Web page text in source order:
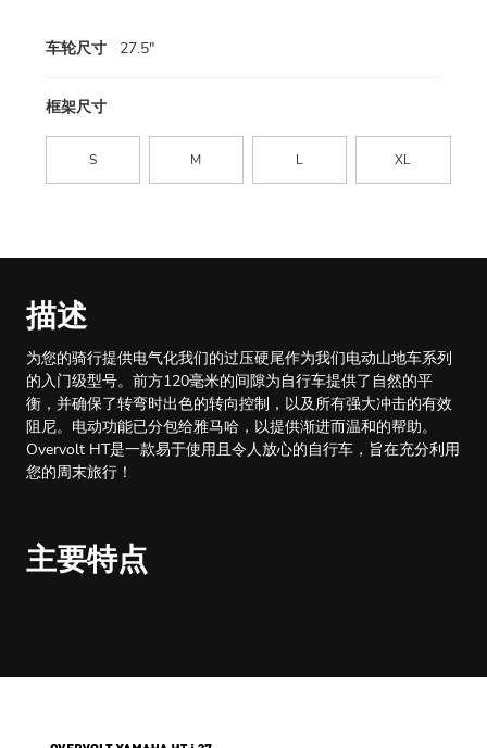
车轮尺寸 27.5"
框架尺寸
S M L XL
描述
为您的骑行提供电气化我们的过压硬尾作为我们电动山地车系列
的入门级型号。前方120毫米的间隙为自行车提供了自然的平
衡，并确保了转弯时出色的转向控制，以及所有强大冲击的有效
阻尼。电动功能已分包给雅马哈，以提供渐进而温和的帮助。
Overvolt HT是一款易于使用且令人放心的自行车，旨在充分利用
您的周末旅行！
主要特点